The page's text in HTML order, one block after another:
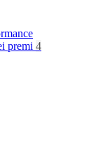
premi 4